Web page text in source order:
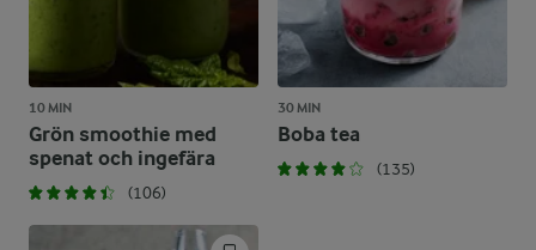
10 MIN
Grön smoothie med
spenat och ingefära
(106)
30 MIN
Boba tea
(135)